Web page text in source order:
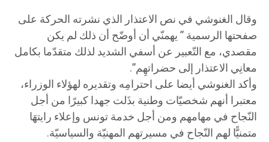
وقال الغنوشي في نص الاعتذار الذي نشرته الحركة على
صفحتها الرسمية ” يهمنّي أن أوضّح أن ذلك لم يكن
مقصدي، مع التّعبير عن أسفي الشديد لذلك متقدّما بكامل
معانِي الاعتذار إلى حضراتهِم”.
وأكد الغنوشي أيضا على احترامِه وتقديره لهؤلاء الوزراء،
معتبرا أنهم شخصيّات وطنية بذَلت جهدا كبيرًا من أجل
النّجاح في مهامهم ومن أجل خدمة تونس وإعلاء رايتهَا
متمنيًّا لهم النّجاح في مسيرتهم المهنيّة والسياسيّة.